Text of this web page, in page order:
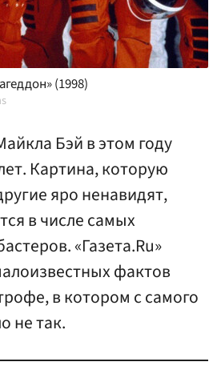
(1998)
Бэй в этом году
Картина, которую
яро ненавидят,
в числе самых
«Газета.Ru»
фактов
в котором с самого
не так.